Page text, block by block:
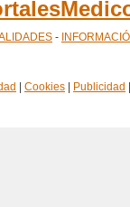
-
Cookies Publicidad